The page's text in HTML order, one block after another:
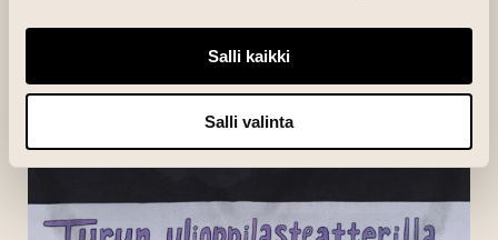
Salli kaikki
Salli valinta